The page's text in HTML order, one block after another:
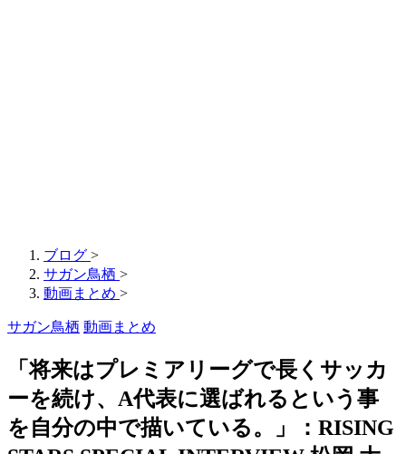
ブログ >
サガン鳥栖 >
動画まとめ >
サガン鳥栖 動画まとめ
「将来はプレミアリーグで長くサッカ
ーを続け、A代表に選ばれるという事
を自分の中で描いている。」：RISING